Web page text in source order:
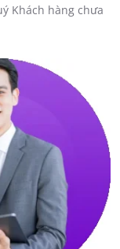
Khách hàng chưa